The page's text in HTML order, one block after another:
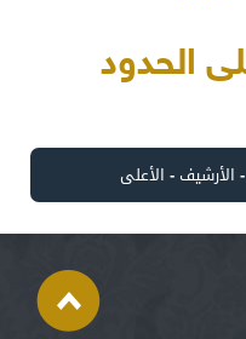
الحدود
- الأرشيف- الأعلى